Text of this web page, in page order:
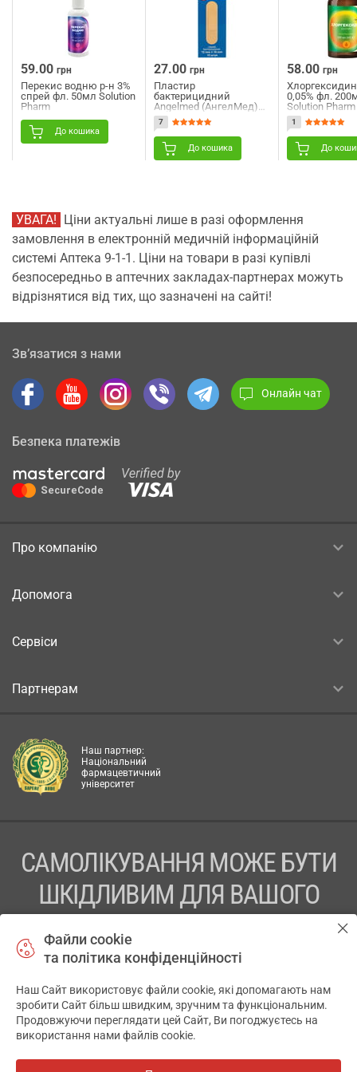
59.00 грн
Перекис водню р-н 3%
спрей фл. 50мл Solution
Pharm
До кошика
27.00 грн
Пластир
бактерицидний
Angelmed (АнгелМед)
на тканинній основі
19мм х 72мм 10 шт
7
До кошика
58.00 грн
0,05% фл.
Solution Pharm
1
До
УВАГА! Ціни актуальні лише в разі оформлення
замовлення в електронній медичній інформаційній
системі Аптека 9-1-1. Ціни на товари в разі купівлі
безпосередньо в аптечних закладах-партнерах можуть
відрізнятися від тих, що зазначені на сайті!
Зв’язатися з нами
Онлайн чат
Безпека платежів
Про компанію
Допомога
Сервіси
Партнерам
Наш партнер:
Національний
фармацевтичний
університет
САМОЛІКУВАННЯ МОЖЕ БУТИ
ШКІДЛИВИМ ДЛЯ ВАШОГО
ПЕРЕД ЗАСТОСУВАННЯМ ПРЕПАРАТУ ПРОКОНСУЛЬТУЙТЕСЬ
ТОВ «АПТЕКА 911.ЮА» Код ЄДРПОУ 43631965.
Відмова від відповідальності
Файли cookie
та політика конфіденційності
Наш Сайт використовує файли cookie, які допомагають нам
зробити Сайт більш швидким, зручним та функціональним.
Продовжуючи переглядати цей Сайт, Ви погоджуєтесь на
використання нами файлів cookie.
✕